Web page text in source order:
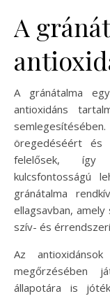
A
A gránátalma
antioxidáns
öregedéséért és
felelősek, így
kulcsfontosságú
gránátalma
ellagsavban,
szív- és
Az
megőrzésében
állapotára is